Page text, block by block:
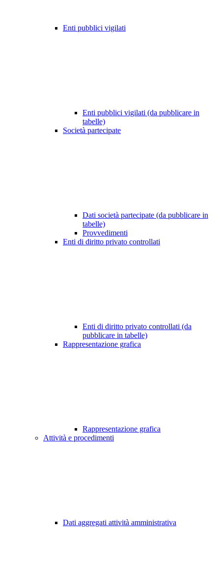
Enti pubblici vigilati
Enti pubblici vigilati (da pubblicare in
tabelle)
Società partecipate
Dati società partecipate (da pubblicare in
tabelle)
Provvedimenti
Enti di diritto privato controllati
Enti di diritto privato controllati (da
pubblicare in tabelle)
Rappresentazione grafica
Rappresentazione grafica
Attività e procedimenti
Dati aggregati attività amministrativa